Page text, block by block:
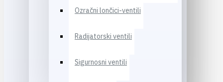
Ozračni lončici-ventili
Radijatorski ventili
Sigurnosni ventili